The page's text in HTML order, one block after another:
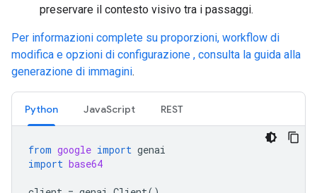
preservare il contesto visivo tra i passaggi.
Per informazioni complete su proporzioni, workflow di
modifica e opzioni di configurazione , consulta la guida alla
generazione di immagini.
Python JavaScript REST
from google import genai
import base64